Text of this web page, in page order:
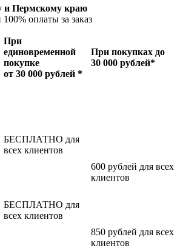
и Пермскому краю
оплаты за заказ
При
единовременной
покупке
от 30 000 рублей *
При покупках до
30 000 рублей*
БЕСПЛАТНО для
всех клиентов
БЕСПЛАТНО для
всех клиентов
600 рублей для всех
клиентов
850 рублей для всех
клиентов